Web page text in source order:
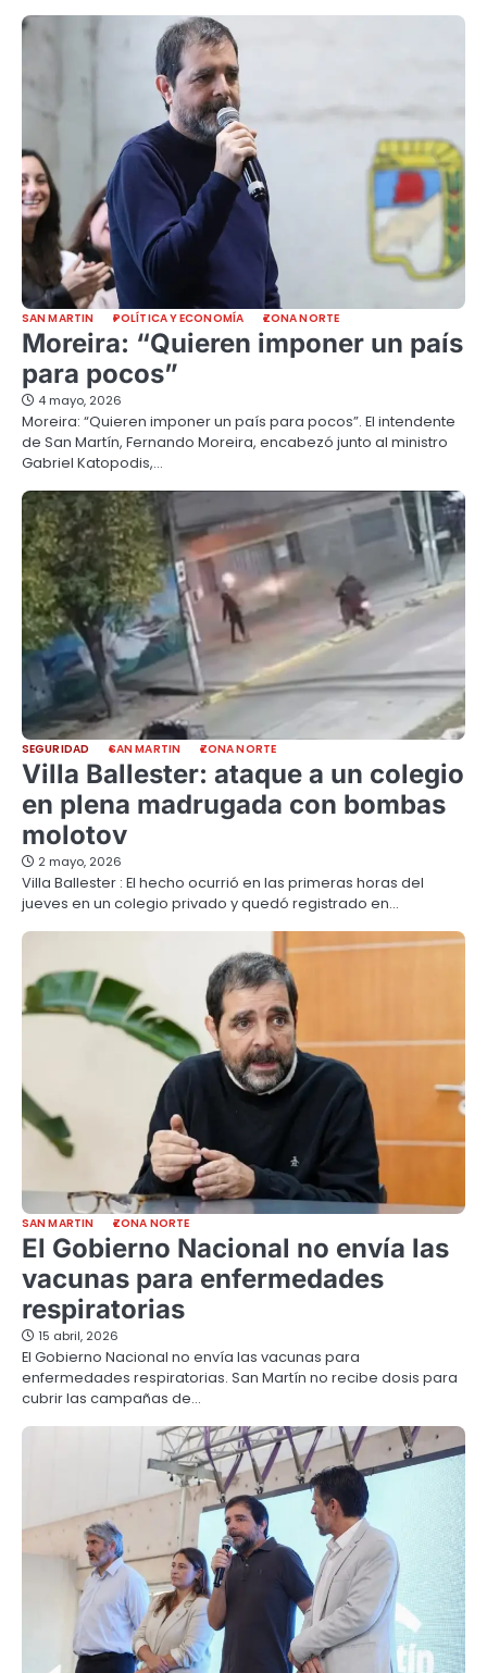
SAN MARTIN POLÍTICA Y ECONOMÍA ZONA NORTE
Moreira: “Quieren imponer un país
para pocos”
4 mayo, 2026
Moreira: “Quieren imponer un país para pocos”. El intendente
de San Martín, Fernando Moreira, encabezó junto al ministro
Gabriel Katopodis,…
SEGURIDAD SAN MARTIN ZONA NORTE
Villa Ballester: ataque a un colegio
en plena madrugada con bombas
molotov
2 mayo, 2026
Villa Ballester : El hecho ocurrió en las primeras horas del
jueves en un colegio privado y quedó registrado en…
SAN MARTIN ZONA NORTE
El Gobierno Nacional no envía las
vacunas para enfermedades
respiratorias
15 abril, 2026
El Gobierno Nacional no envía las vacunas para
enfermedades respiratorias. San Martín no recibe dosis para
cubrir las campañas de…